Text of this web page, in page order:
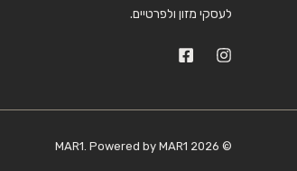
לעסקי מזון ולפרטיים.
© 2026 MAR1. Powered by MAR1